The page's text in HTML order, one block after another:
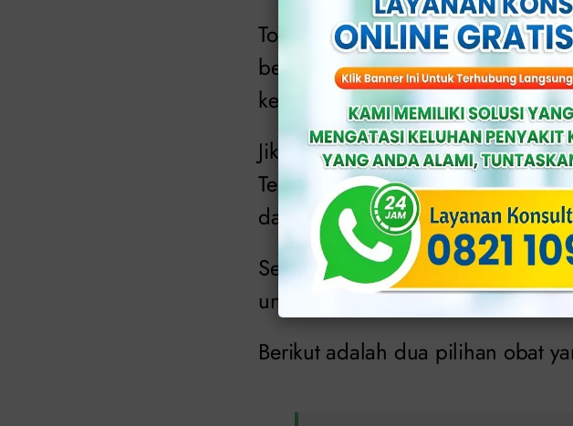
Tonjolan-tonjolan yang muncul di
berbentuk kecil, tumbuh secara
keruh.
Jika tanda-tanda tersebut terjadi
Tenaga medis ini akan
dan tes serologi.
Setelah menjalankan
untuk mengurangi keparahan
Berikut adalah dua pilihan obat